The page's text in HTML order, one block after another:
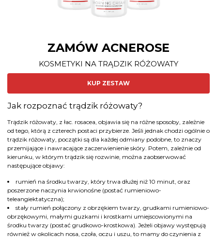
ZAMÓW ACNEROSE
KOSMETYKI NA TRĄDZIK RÓŻOWATY
KUP ZESTAW
Jak rozpoznać trądzik różowaty?
Trądzik różowaty, z łac. rosacea, objawia się na różne sposoby, zależnie
od tego, którą z czterech postaci przybierze. Jeśli jednak chodzi ogólnie o
trądzik różowaty, początki są dla każdej odmiany podobne, to znaczy
przemijające i nawracające zaczerwienienie skóry. Potem, zależnie od
kierunku, w którym trądzik się rozwinie, można zaobserwować
następujące objawy:
rumień na środku twarzy, który trwa dłużej niż 10 minut, oraz
poszerzone naczynia krwionośne (postać rumieniowo-
teleangiektatyczna);
stały rumień połączony z obrzękiem twarzy, grudkami rumieniowo-
obrzękowymi, małymi guzkami i krostkami umiejscowionymi na
środku twarzy (postać grudkowo-krostkowa). Jeżeli objawy występują
również w okolicach nosa, czoła, oczu i uszu, to mamy do czynienia z